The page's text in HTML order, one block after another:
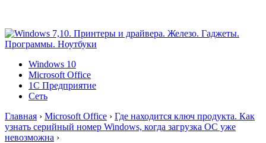
Windows 10
Microsoft Office
1C Предприятие
Сеть
Главная › Microsoft Office › Где находится ключ продукта. Как
узнать серийный номер Windows, когда загрузка ОС уже
невозможна ›